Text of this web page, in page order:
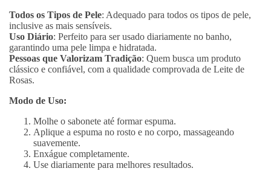
Todos os Tipos de Pele: Adequado para todos os tipos de pele,
inclusive as mais sensíveis.
Uso Diário: Perfeito para ser usado diariamente no banho,
garantindo uma pele limpa e hidratada.
Pessoas que Valorizam Tradição: Quem busca um produto
clássico e confiável, com a qualidade comprovada de Leite de
Rosas.
Modo de Uso:
Molhe o sabonete até formar espuma.
Aplique a espuma no rosto e no corpo, massageando
suavemente.
Enxágue completamente.
Use diariamente para melhores resultados.